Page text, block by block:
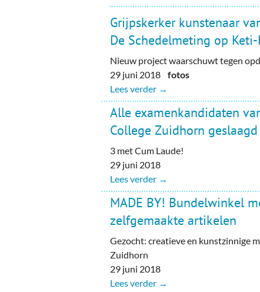
Grijpskerker kunstenaar
De Schedelmeting op
Nieuw project waarschuwt tegen
29 juni 2018fotos
Lees verder →
Alle examenkandidaten
College Zuidhorn geslaagd
3 met Cum Laude!
29 juni 2018
Lees verder →
MADE BY! Bundelwinkel
zelfgemaakte artikelen
Gezocht: creatieve en kunstzinnige
Zuidhorn
29 juni 2018
Lees verder →